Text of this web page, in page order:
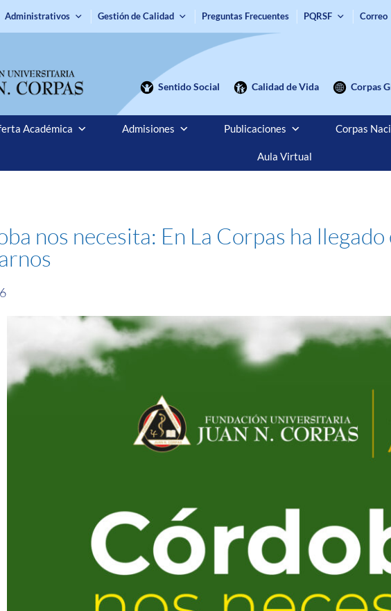
Administrativos Gestión de Calidad Preguntas Frecuentes PQRSF Correo
Sentido Social Calidad de Vida Corpas
Académica Admisiones Publicaciones Corpas
Aula Virtual
nos necesita: En La Corpas ha